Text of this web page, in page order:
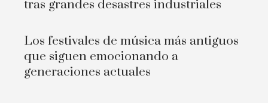
tras grandes desastres industriales
Los festivales de música más antiguos
que siguen emocionando a
generaciones actuales